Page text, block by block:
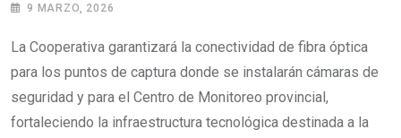
9 MARZO, 2026
La Cooperativa garantizará la conectividad de fibra óptica
para los puntos de captura donde se instalarán cámaras de
seguridad y para el Centro de Monitoreo provincial,
fortaleciendo la infraestructura tecnológica destinada a la